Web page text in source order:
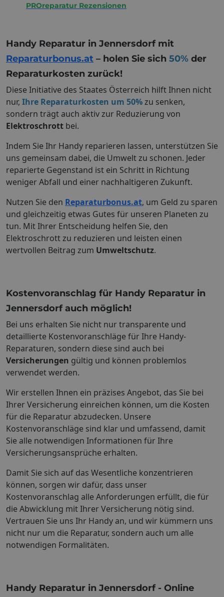
PROreparatur Rezensionen
Handy Reparatur in Jennersdorf mit
Reparaturbonus.at – holen Sie sich 50% der
Reparaturkosten zurück!
Diese Initiative des Staates Österreich hilft Ihnen nicht
nur, Ihre Reparaturkosten um 50%zu senken,
sondern trägt auch aktiv zur Reduzierung von
Elektroschrott bei.
Indem Sie Ihr Handy reparieren lassen, unterstützen Sie
uns gemeinsam dabei, die Umwelt zu schonen. Jeder
reparierte Gegenstand ist ein Schritt in Richtung
weniger Abfall und einer nachhaltigeren Zukunft.
Nutzen Sie den Reparaturbonus.at, um Geld zu sparen
und gleichzeitig etwas Gutes für unseren Planeten zu
tun. Mit Ihrer Entscheidung helfen Sie, den
Elektroschrott zu reduzieren und leisten einen
wertvollen Beitrag zum Umweltschutz.
Kostenvoranschlag für Handy Reparatur in
Jennersdorf auch möglich!
Bei uns erhalten Sie nicht nur transparente und
detaillierte Kostenvoranschläge für Ihre Handy-
Reparaturen, sondern diese sind auch bei
Versicherungen gültig und können problemlos
verwendet werden.
Wir erstellen Ihnen ein präzises Angebot, das Sie bei
Ihrer Versicherung einreichen können, um die Kosten
für die Reparatur abzudecken. Unsere
Kostenvoranschläge sind klar und umfassend, damit
Sie alle notwendigen Informationen für Ihre
Versicherungsansprüche erhalten.
Damit Sie sich auf das Wesentliche konzentrieren
können, sorgen wir dafür, dass unser
Kostenvoranschlag alle Anforderungen erfüllt, die für
die Abwicklung mit Ihrer Versicherung nötig sind.
Vertrauen Sie uns Ihr Handy an, und wir kümmern uns
nicht nur um die Reparatur, sondern auch um alle
notwendigen Formalitäten.
Handy Reparatur in Jennersdorf - Online